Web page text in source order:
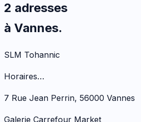
2 adresses
à Vannes.
SLM Tohannic
Horaires…
7 Rue Jean Perrin, 56000 Vannes
Galerie Carrefour Market